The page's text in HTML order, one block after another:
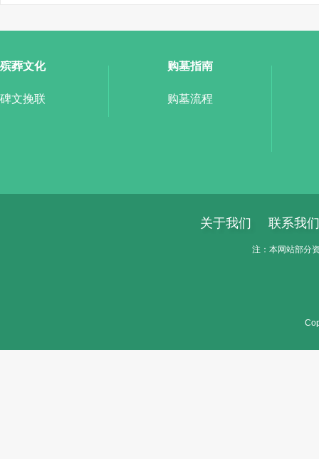
殡葬文化
碑文挽联
购墓指南
购墓流程
关于我们 联系我们
注：本网站部分